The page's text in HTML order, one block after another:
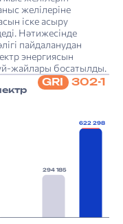
желілеріне
іске асыру
Нәтижесінде
пайдаланудан
энергиясын
жайлары босатылды.
GRI 302-1
294 185
622 298